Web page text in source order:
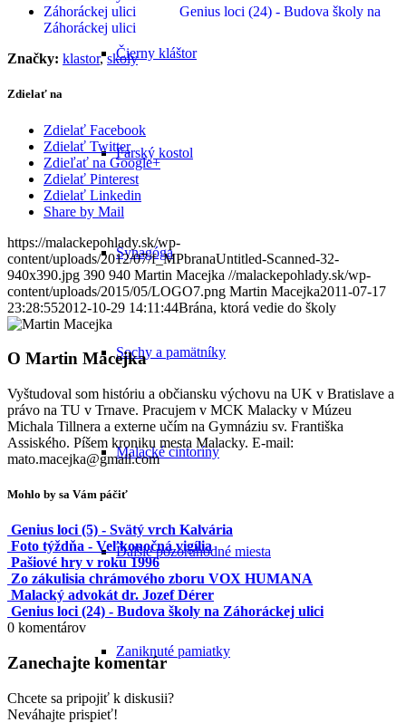
Čierny kláštor
Farský kostol
Synagóga
Sochy a pamätníky
Malacké cintoríny
Ďalšie pozoruhodné miesta
Zaniknuté pamiatky
Genius loci (24) - Budova školy na
Záhoráckej ulici
Značky: klastor,skoly
Zdielať na
Zdielať Facebook
Zdielať Twitter
Zdieľať na Google+
Zdielať Pinterest
Zdielať Linkedin
Share by Mail
https://malackepohlady.sk/wp-
content/uploads/2012/07/f_MPbranaUntitled-Scanned-32-
940x390.jpg 390 940 Martin Macejka //malackepohlady.sk/wp-
content/uploads/2015/05/LOGO7.png Martin Macejka2011-07-17
23:28:552012-10-29 14:11:44Brána, ktorá vedie do školy
O Martin Macejka
Vyštudoval som históriu a občiansku výchovu na UK v Bratislave a
právo na TU v Trnave. Pracujem v MCK Malacky v Múzeu
Michala Tillnera a externe učím na Gymnáziu sv. Františka
Assiského. Píšem kroniku mesta Malacky. E-mail:
mato.macejka@gmail.com
Mohlo by sa Vám páčiť
Genius loci (5) - Svätý vrch Kalvária
Foto týždňa - Veľkonočná vigília
Pašiové hry v roku 1996
Zo zákulisia chrámového zboru VOX HUMANA
Malacký advokát dr. Jozef Dérer
Genius loci (24) - Budova školy na Záhoráckej ulici
0 komentárov
Zanechajte komentár
Chcete sa pripojiť k diskusii?
Neváhajte prispieť!